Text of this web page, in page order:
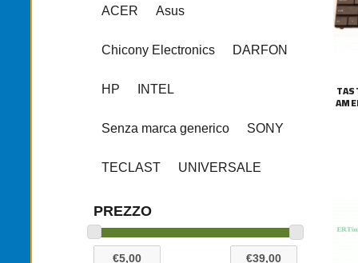
ACER Asus
Chicony Electronics DARFON
HP INTEL
Senza marca generico SONY
TECLAST UNIVERSALE
PREZZO